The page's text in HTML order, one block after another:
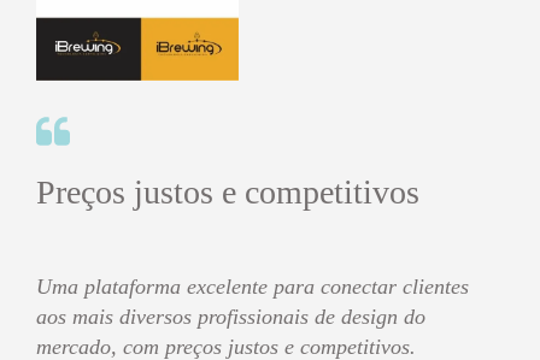
Preços justos e competitivos
Uma plataforma excelente para conectar clientes
aos mais diversos profissionais de design do
mercado, com preços justos e competitivos.